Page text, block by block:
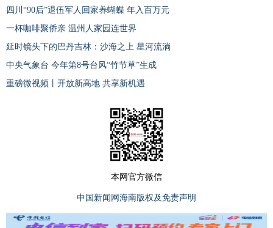
四川“90后”退伍军人回家养蝴蝶 年入百万元
一杯咖啡聚侨亲 温州人家园连世界
延时镜头下的巴丹吉林：沙海之上 星河流淌
中央气象台 今年第8号台风“竹节草”生成
重磅微视频丨开放新高地 共享新机遇
本网官方微信
中国新闻网海南版权及免责声明